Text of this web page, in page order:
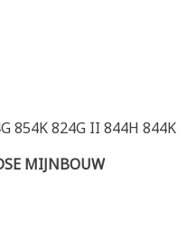
854K 824G II 844H 844K
MIJNBOUW